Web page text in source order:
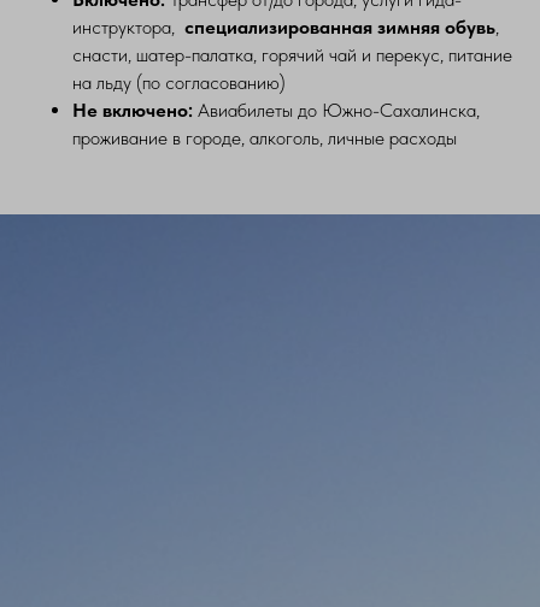
инструктора, специализированная зимняя обувь,
снасти, шатер-палатка, горячий чай и перекус, питание
на льду (по согласованию)
Не включено: Авиабилеты до Южно-Сахалинска,
проживание в городе, алкоголь, личные расходы